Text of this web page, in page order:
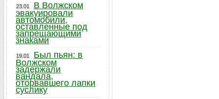
23.01
В Волжском
эвакуировали
автомобили,
оставленные под
запрещающими
знаками
19.01
Был пьян: в
Волжском
задержали
вандала,
оторвавшего лапки
суслику